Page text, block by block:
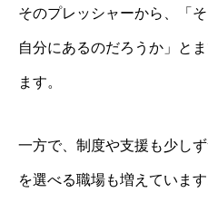
そのプレッシャーから、「
自分にあるのだろうか」と
ます。
一方で、制度や支援も少し
を選べる職場も増えています